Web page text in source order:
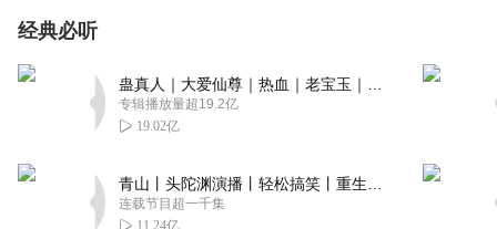
经典必听
专辑播放量超19.2亿
19.02亿
连载节目超一千集
11.24亿